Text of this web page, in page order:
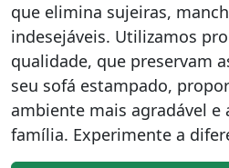
que elimina sujeiras,
indesejáveis. Utilizamos
qualidade, que preservam
seu sofá estampado,
ambiente mais agradável e
família. Experimente a